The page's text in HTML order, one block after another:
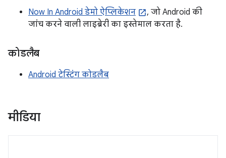
Now In Android डेमो ऐप्लिकेशन
, जो Android की
जांच करने वाली लाइब्रेरी का इस्तेमाल करता है.
कोडलैब
Android टेस्टिंग कोडलैब
मीडिया